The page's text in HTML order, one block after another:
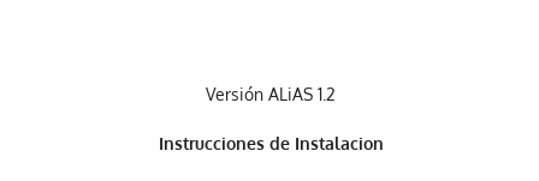
Versión ALiAS 1.2
Instrucciones de Instalacion